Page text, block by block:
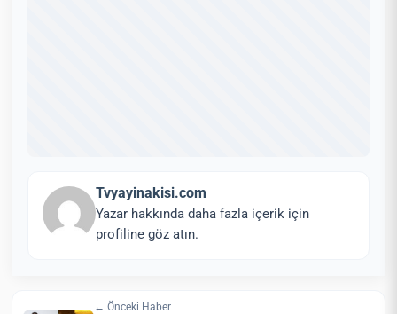
Tvyayinakisi.com
Yazar hakkında daha fazla içerik için
profiline göz atın.
← Önceki Haber